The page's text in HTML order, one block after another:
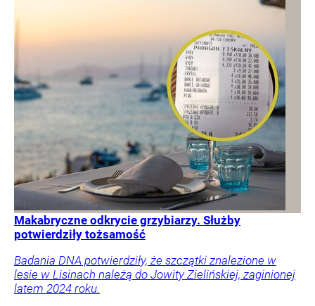
Makabryczne odkrycie grzybiarzy. Służby
potwierdziły tożsamość
Badania DNA potwierdziły, że szczątki znalezione w
lesie w Lisinach należą do Jowity Zielińskiej, zaginionej
latem 2024 roku.